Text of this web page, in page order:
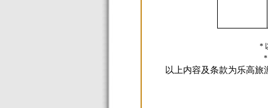
*
*
以上内容及条款为乐高